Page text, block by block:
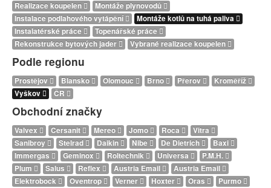
Realizace koupelen
Montáže plynovodů
Instalace podlahového vytápění
Montáže kotlů na tuhá paliva
Instalatérské práce
Topenářské práce
Rekonstrukce bytových jader
Vybrané realizace koupelen
Podle regionu
Prostějov Blansko Olomouc Brno Přerov
Kroměříž
Vyškov
ČR
Obchodní značky
Valvex Cersanit Mereo Jomo Roca
Vitra
Sanibroy
Stelrad Daikin Nibe De Dietrich
Baxi
Immergas
Geminox Roltechnik Universa
P.M.H.
Plum
Salus Reflex Austria Email
Austria Email
Elektrobock
Oventrop Verner Hoxter Oras
Purmo